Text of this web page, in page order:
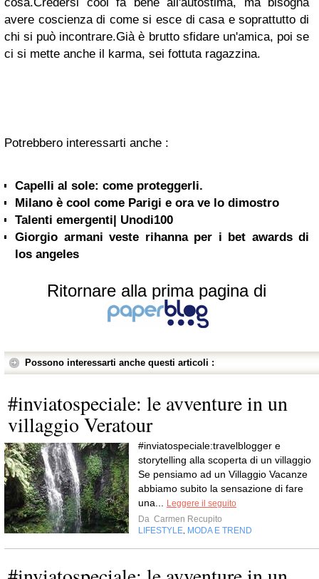
avere coscienza di come si esce di casa e soprattutto di
chi si può incontrare.Già è brutto sfidare un'amica, poi se
ci si mette anche il karma, sei fottuta ragazzina.
Potrebbero interessarti anche :
Capelli al sole: come proteggerli.
Milano è cool come Parigi e ora ve lo dimostro
Talenti emergenti| Unodi100
Giorgio armani veste rihanna per i bet awards di
los angeles
Ritornare alla prima pagina di
Possono interessarti anche questi articoli :
#inviatospeciale: le avventure in un
villaggio Veratour
#inviatospeciale:travelblogger e
storytelling alla scoperta di un villaggio
Se pensiamo ad un Villaggio Vacanze
abbiamo subito la sensazione di fare
una...
Leggere il seguito
Da Carmen Recupito
LIFESTYLE MODA E TREND